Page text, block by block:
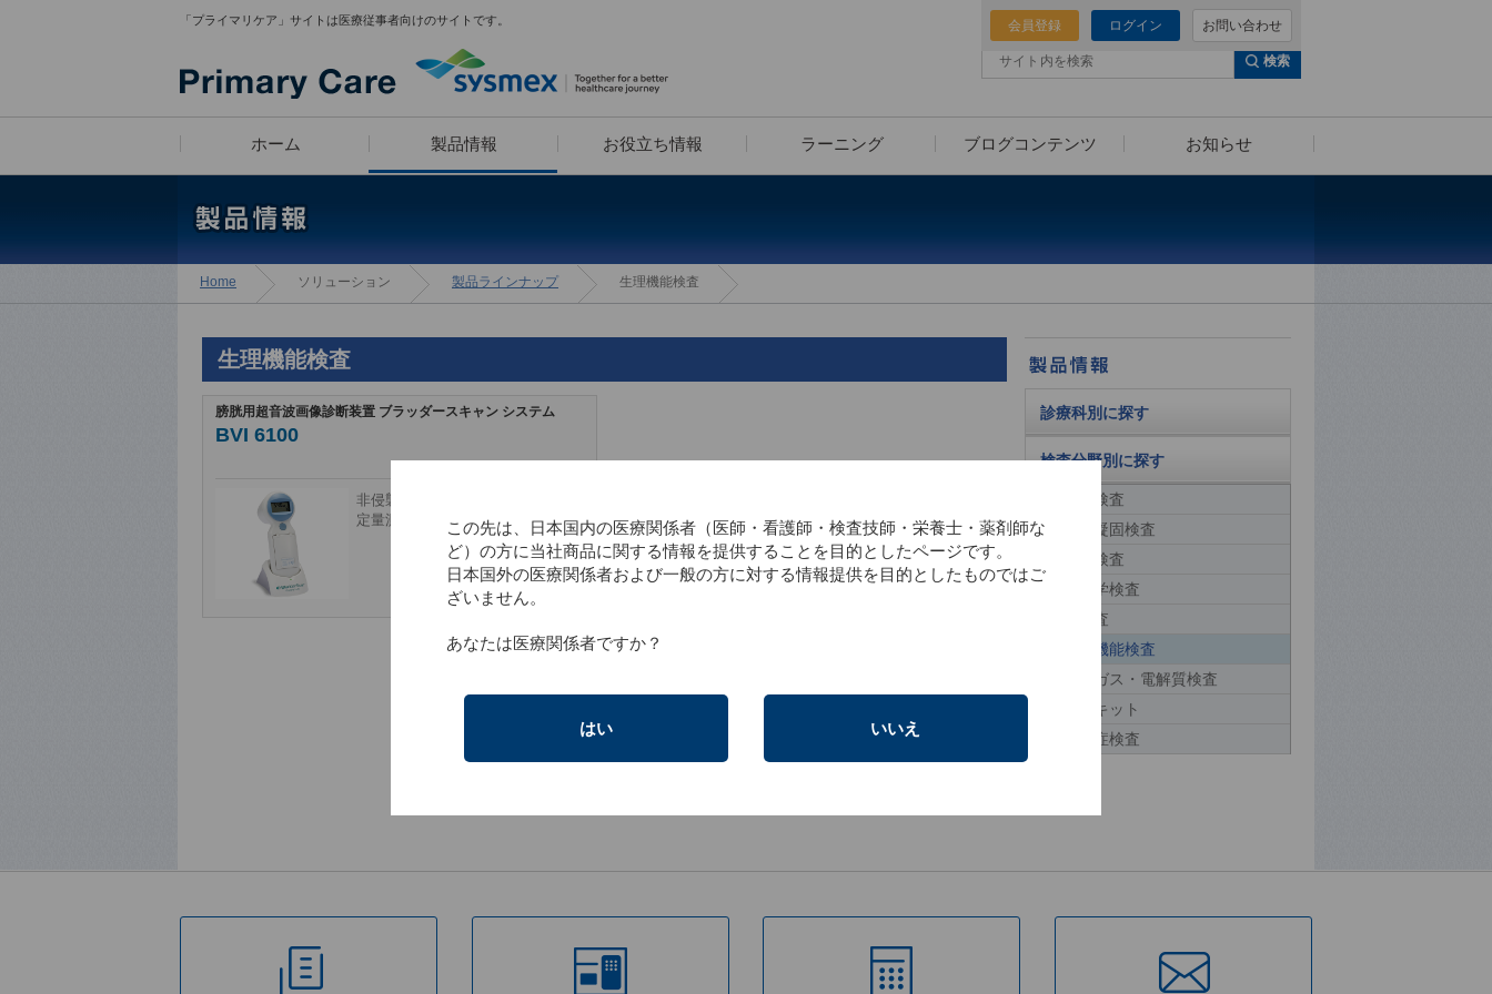
会員登録 ログイン お問い合わせ
「プライマリケア」サイトは医療従事者向けのサイトです。
検索
ホーム 製品情報
製品ラインナップ 血算装置の導入をお考えの方へ
お役立ち情報
疾患スピード検索 疾患別検査セットライブラリー
ラーニング
漫画コンテンツ 学べる検査知識クイズ
ブログコンテンツ
医師 宮田俊男に学ぶ
漫画コンテンツ・クイズコン
テンツでお馴染み！高橋はく
お知らせ
Home ソリューション 製品ラインナップ 生理機能検査
生理機能検査
膀胱用超音波画像診断装置 ブラッダースキャン システム
BVI 6100
非侵襲、わずか5秒で膀胱内尿量の
定量測定
診療科別に探す
検査分野別に探す
血液検査
血液凝固検査
免疫検査
生化学検査
尿検査
生理機能検査
血液ガス・電解質検査
簡易キット
感染症検査
この先は、日本国内の医療関係者（医師・看護師・検査技師・栄養士・薬剤師な
ど）の方に当社商品に関する情報を提供することを目的としたページです。
日本国外の医療関係者および一般の方に対する情報提供を目的としたものではご
ざいません。
あなたは医療関係者ですか？
はい いいえ